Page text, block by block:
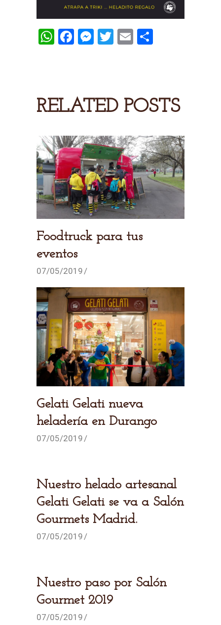
WhatsApp
Facebook
Messenger
Twitter
Email
RELATED POSTS
Foodtruck para tus
eventos
07/05/2019
Gelati Gelati nueva
heladería en Durango
07/05/2019
Nuestro helado artesanal
Gelati Gelati se va a Salón
Gourmets Madrid.
07/05/2019
Nuestro paso por Salón
Gourmet 2019
07/05/2019